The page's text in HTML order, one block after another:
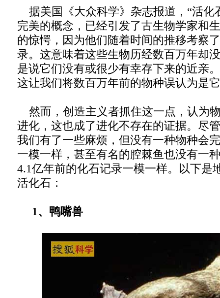
据美国《大众科学》杂志报道，“活化
完美的概念，已经引发了古生物学家和
的惊愕，因为他们随着时间的推移考察
录。这意味着这些生物历经数百万年却
是说它们没有或很少有幸存下来的近亲
这让我们将数百万年前的物种误认为是
然而，创造主义者抓住这一点，认为
进化，这也成了进化不存在的证据。尽
我们有了一些麻烦，但没有一种物种会
一模一样，甚至有名的腔棘鱼也没有一
4.1亿年前的化石记录一模一样。以下是
活化石：
1、鸭嘴兽